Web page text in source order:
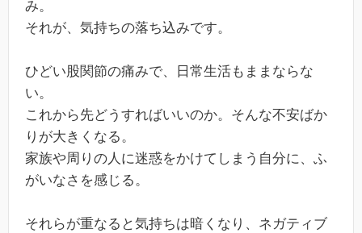
み。
それが、気持ちの落ち込みです。
ひどい股関節の痛みで、日常生活もままならな
い。
これから先どうすればいいのか。そんな不安ばか
りが大きくなる。
家族や周りの人に迷惑をかけてしまう自分に、ふ
がいなさを感じる。
それらが重なると気持ちは暗くなり、ネガティブ